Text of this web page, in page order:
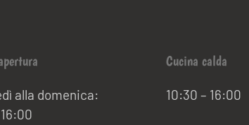
alla domenica:
Cucina calda
10:30 – 16:00